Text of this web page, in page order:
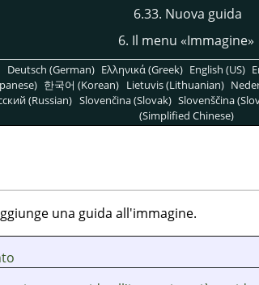
6.33. Nuova guida
6. Il menu «Immagine»
Deutsch (German) Ελληνικά (Greek) English (US)
한국어 (Korean) Lietuvis (Lithuanian)
(Russian) Slovenčina (Slovak) Slovenščina
(Simplified Chinese)
una guida all'immagine.